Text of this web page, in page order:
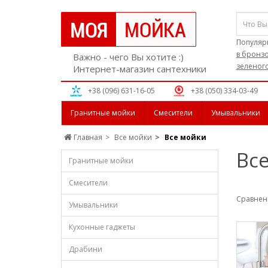
Важно - чего Вы хотите :)
Интернет-магазин сантехники
в
+38 (096) 631-16-05 +38 (050) 334-03-49
Гранитные мойки Смесители Умывальники
Главная Все мойки Все мойки
Гранитные мойки
Смесители
Умывальники
Кухонные гаджеты
Драбини